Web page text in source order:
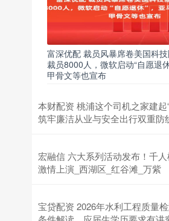
富深优配 裁员风暴席卷美国科
裁员8000人，微软启动“自愿退休
甲骨文等也宣布
本财配资 桃浦这个司机之家建起
筑牢廉洁从业与安全出行双重防
宏融信 六大系列活动发布！千
激情上演_西湖区_红谷滩_万紫
宝贷配资 2026年水利工程质量